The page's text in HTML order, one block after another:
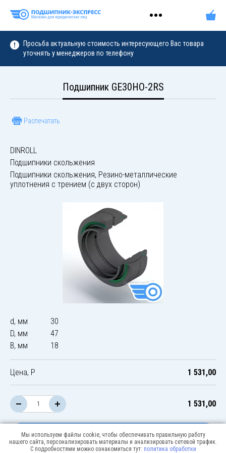
Просьба актуальную стоимость интересующего Вас товара
уточнять у менеджеров по телефону
Подшипник GE30HO-2RS
Распечатать
DINROLL
Подшипники скольжения
Подшипники скольжения, Резино-металлические
уплотнения с трением (с двух сторон)
d, мм
30
D, мм
47
B, мм
18
Цена, Р 1 531,00
1 531,00
В корзину
Мы используем файлы cookie, чтобы обеспечивать правильную работу
нашего сайта, персонализировать материалы и анализировать сетевой трафик.
С подробностями можно ознакомиться тут: политика обработки